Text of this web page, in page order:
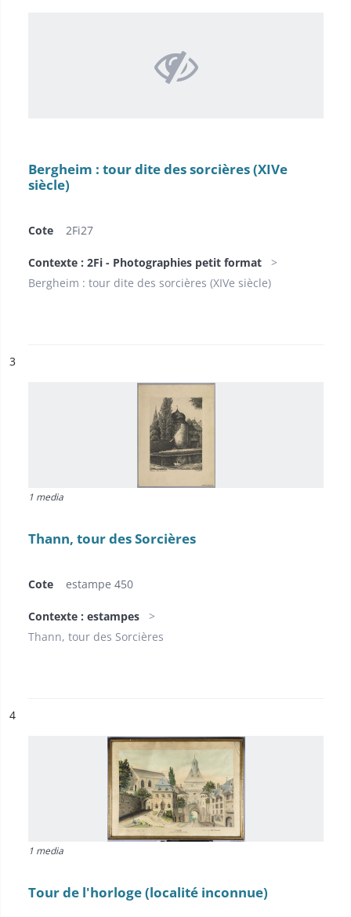
Bergheim : tour dite des sorcières (XIVe
siècle)
Cote 2Fi27
Contexte : 2Fi - Photographies petit format
Bergheim : tour dite des sorcières (XIVe siècle)
n°
3
1 media
Thann, tour des Sorcières
Cote estampe 450
Contexte : estampes
Thann, tour des Sorcières
n°
4
1 media
Tour de l'horloge (localité inconnue)